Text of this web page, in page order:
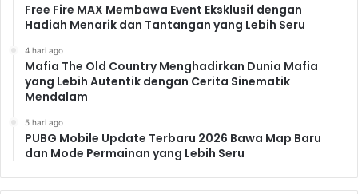
Free Fire MAX Membawa Event Eksklusif dengan
Hadiah Menarik dan Tantangan yang Lebih Seru
4 hari ago
Mafia The Old Country Menghadirkan Dunia Mafia
yang Lebih Autentik dengan Cerita Sinematik
Mendalam
5 hari ago
PUBG Mobile Update Terbaru 2026 Bawa Map Baru
dan Mode Permainan yang Lebih Seru